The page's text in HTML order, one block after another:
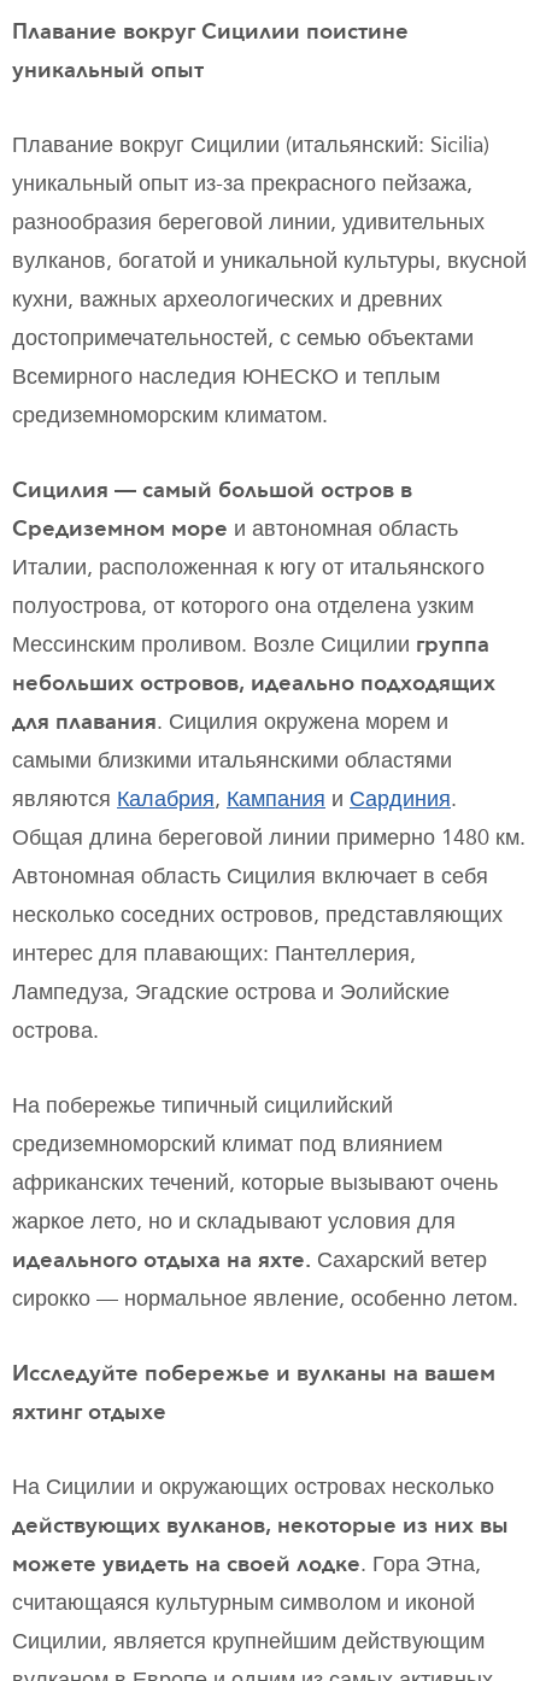
Плавание вокруг Сицилии поистине
уникальный опыт
Плавание вокруг Сицилии (итальянский: Sicilia)
уникальный опыт из-за прекрасного пейзажа,
разнообразия береговой линии, удивительных
вулканов, богатой и уникальной культуры, вкусной
кухни, важных археологических и древних
достопримечательностей, с семью объектами
Всемирного наследия ЮНЕСКО и теплым
средиземноморским климатом.
Сицилия — самый большой остров в
Средиземном море и автономная область
Италии, расположенная к югу от итальянского
полуострова, от которого она отделена узким
Мессинским проливом. Возле Сицилии группа
небольших островов, идеально подходящих
для плавания. Сицилия окружена морем и
самыми близкими итальянскими областями
являются Калабрия, Кампания и Сардиния.
Общая длина береговой линии примерно 1480 км.
Автономная область Сицилия включает в себя
несколько соседних островов, представляющих
интерес для плавающих: Пантеллерия,
Лампедуза, Эгадские острова и Эолийские
острова.
На побережье типичный сицилийский
средиземноморский климат под влиянием
африканских течений, которые вызывают очень
жаркое лето, но и складывают условия для
идеального отдыха на яхте. Сахарский ветер
сирокко — нормальное явление, особенно летом.
Исследуйте побережье и вулканы на вашем
яхтинг отдыхе
На Сицилии и окружающих островах несколько
действующих вулканов, некоторые из них вы
можете увидеть на своей лодке. Гора Этна,
считающаяся культурным символом и иконой
Сицилии, является крупнейшим действующим